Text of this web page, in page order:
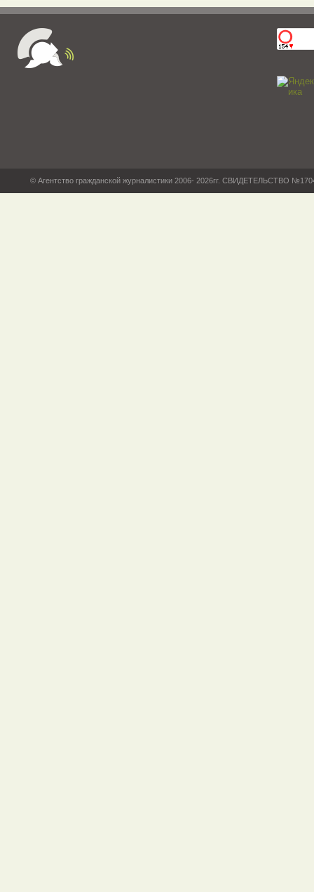
© Агентство гражданской журналистики 2006- 2026гг. СВИДЕТЕЛЬСТВО